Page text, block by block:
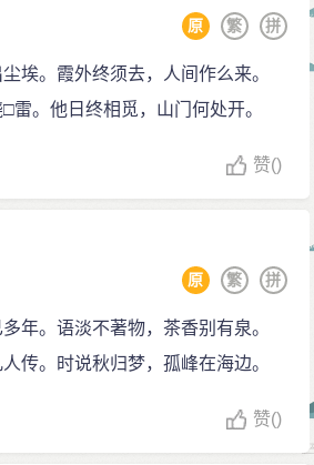
拼
繁
原
埃。霞外终须去，人间作么来。
雷。他日终相觅，山门何处开。
赞()
拼
繁
原
年。语淡不著物，茶香别有泉。
传。时说秋归梦，孤峰在海边。
赞()